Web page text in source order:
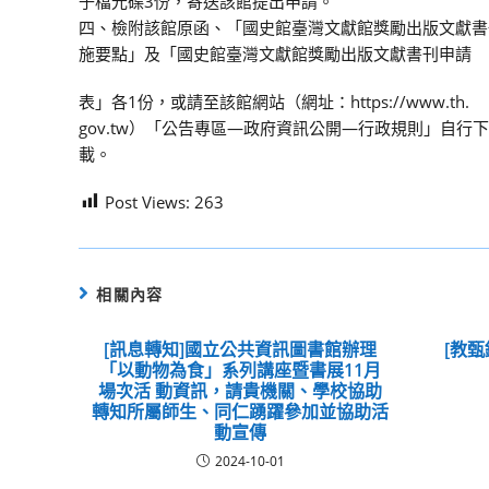
四、檢附該館原函、「國史館臺灣文獻館獎勵出版文獻
施要點」及「國史館臺灣文獻館獎勵出版文獻書刊申請
表」各1份，或請至該館網站（網址：https://www.th.
gov.tw）「公告專區―政府資訊公開―行政規則」自行下
載。
Post Views: 263
相關內容
[訊息轉知]國立公共資訊圖書館辦理
「以動物為食」系列講座暨書展11月
場次活 動資訊，請貴機關、學校協助
轉知所屬師生、同仁踴躍參加並協助活
動宣傳
2024-10-01
[教